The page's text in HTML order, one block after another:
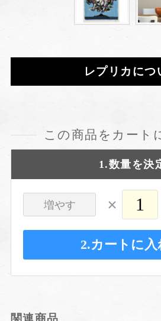
レプリカにつ
この商品をカート
1.数量を決
増やす ×
2.カートに入
関連商品